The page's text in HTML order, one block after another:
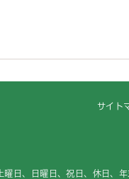
サイト
日、日曜日、祝日、休日、年